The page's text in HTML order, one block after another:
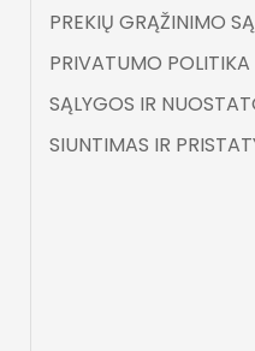
PREKIŲ GRĄŽINIMO
PRIVATUMO POLITIKA
SĄLYGOS IR
SIUNTIMAS IR